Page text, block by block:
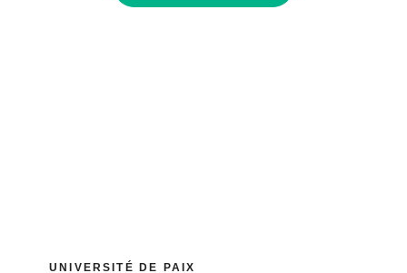
UNIVERSITÉ DE PAIX